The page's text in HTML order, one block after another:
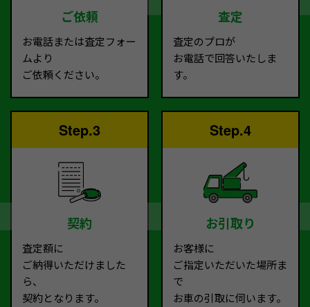
ご依頼
お電話または査定フォー
ムより
ご依頼ください。
査定
査定のプロが
お電話で回答いたしま
す。
Step.3
契約
査定額に
ご納得いただけました
ら、
契約となります。
Step.4
お引取り
お客様に
ご指定いただいた場所ま
で
お車の引取に伺います。